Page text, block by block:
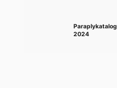
Paraplykatalog
2024